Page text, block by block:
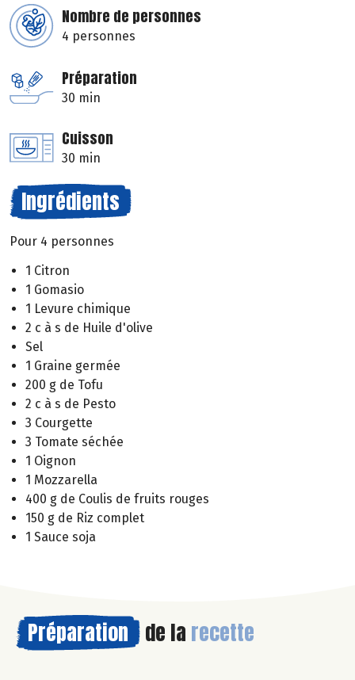
Nombre de personnes
4 personnes
Préparation
30 min
Cuisson
30 min
Ingrédients
Pour 4 personnes
1 Citron
1 Gomasio
1 Levure chimique
2 c à s de Huile d'olive
Sel
1 Graine germée
200 g de Tofu
2 c à s de Pesto
3 Courgette
3 Tomate séchée
1 Oignon
1 Mozzarella
400 g de Coulis de fruits rouges
150 g de Riz complet
1 Sauce soja
Préparation de la recette